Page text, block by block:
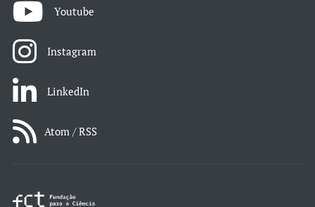
Youtube
Instagram
LinkedIn
Atom / RSS